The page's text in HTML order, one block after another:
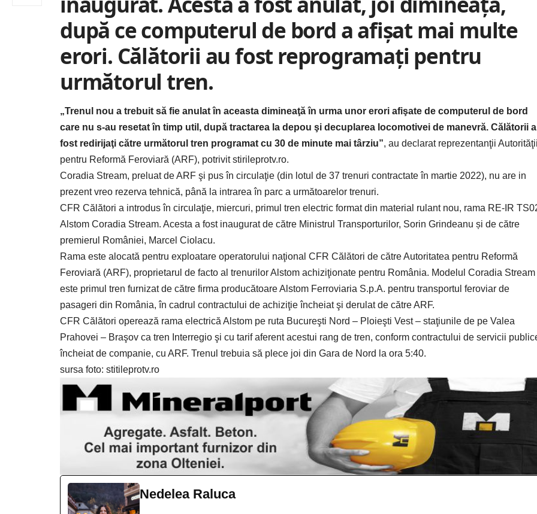
după ce computerul de bord a afișat mai multe
erori. Călătorii au fost reprogramați pentru
următorul tren.
„Trenul nou a trebuit să fie anulat în aceasta dimineaţă în urma unor erori afişate de computerul de bord
care nu s-au resetat în timp util, după tractarea la depou şi decuplarea locomotivei de manevră. Călătorii
fost redirijaţi către următorul tren programat cu 30 de minute mai târziu”, au declarat reprezentanţii
pentru Reformă Feroviară (ARF), potrivitstirileprotv.ro.
Coradia Stream, preluat de ARF şi pus în circulaţie (din lotul de 37 trenuri contractate în martie 2022), nu are in
prezent vreo rezerva tehnică, până la intrarea în parc a următoarelor trenuri.
CFR Călători a introdus în circulaţie, miercuri, primul tren electric format din material rulant nou, rama RE-IR
Alstom Coradia Stream. Acesta a fost inaugurat de către Ministrul Transporturilor, Sorin Grindeanu și de către
premierul României, Marcel Ciolacu.
Rama este alocată pentru exploatare operatorului naţional CFR Călători de către Autoritatea pentru Reformă
Feroviară (ARF), proprietarul de facto al trenurilor Alstom achiziţionate pentru România. Modelul Coradia Stream
este primul tren furnizat de către firma producătoare Alstom Ferroviaria S.p.A. pentru transportul feroviar de
pasageri din România, în cadrul contractului de achiziţie încheiat şi derulat de către ARF.
CFR Călători operează rama electrică Alstom pe ruta Bucureşti Nord – Ploieşti Vest – staţiunile de pe Valea
Prahovei – Braşov ca tren Interregio şi cu tarif aferent acestui rang de tren, conform contractului de servicii
încheiat de companie, cu ARF. Trenul trebuia să plece joi din Gara de Nord la ora 5:40.
sursa foto: stitileprotv.ro
Nedelea Raluca